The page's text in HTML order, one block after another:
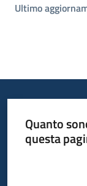
Ultimo
Quanto
questa